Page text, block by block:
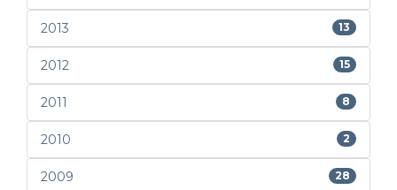
2013 13
2012 15
2011 8
2010 2
2009 28